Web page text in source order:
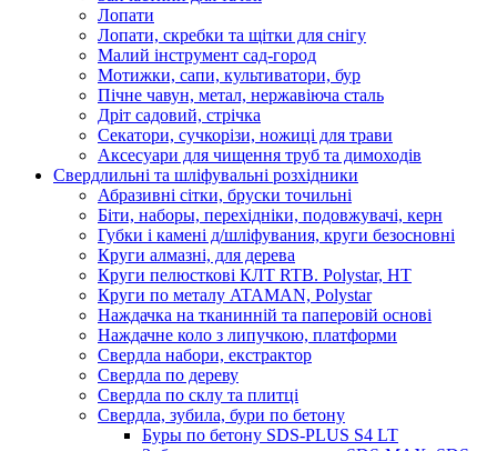
Лопати
Лопати, скребки та щітки для снігу
Малий інструмент сад-город
Мотижки, сапи, культиватори, бур
Пічне чавун, метал, нержавіюча сталь
Дріт садовий, стрічка
Секатори, сучкорізи, ножиці для трави
Аксесуари для чищення труб та димоходів
Свердлильні та шліфувальні розхідники
Абразивні сітки, бруски точильні
Біти, наборы, перехідніки, подовжувачі, керн
Губки і камені д/шліфувания, круги безосновні
Круги алмазні, для дерева
Круги пелюсткові КЛТ RTB. Polystar, НТ
Круги по металу ATAMAN, Polystar
Наждачка на тканинній та паперовій основі
Наждачне коло з липучкою, платформи
Свердла набори, екстрактор
Свердла по дереву
Свердла по склу та плитці
Свердла, зубила, бури по бетону
Буры по бетону SDS-PLUS S4 LT